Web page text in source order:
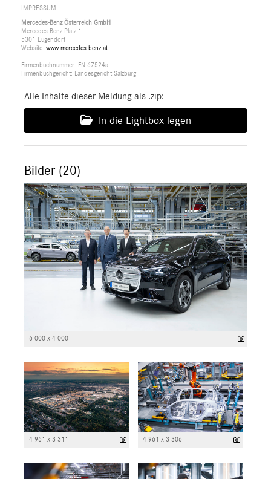
IMPRESSUM:
Mercedes-Benz Österreich GmbH
Mercedes-Benz Platz 1
5301 Eugendorf
Website: www.mercedes-benz.at
Firmenbuchnummer: FN 67524a
Firmenbuchgericht: Landesgericht Salzburg
Alle Inhalte dieser Meldung als .zip:
In die Lightbox legen
Bilder (20)
6 000 x 4 000
4 961 x 3 311 4 961 x 3 306